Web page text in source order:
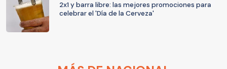
2x1 y barra libre: las mejores promociones para
celebrar el 'Día de la Cerveza'